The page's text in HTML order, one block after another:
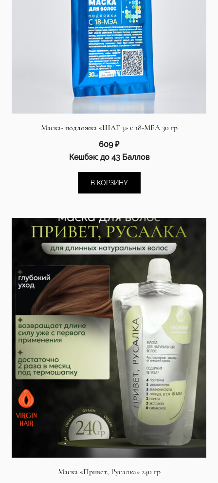
Маска- подложка «ШАГ 3» с 18-МЕА 30 гр
609₽
Кешбэк:до 43 Баллов
В КОРЗИНУ
Маска «Привет, Русалка» 240 гр